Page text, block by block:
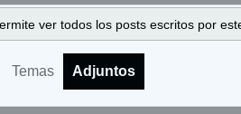
ver todos los posts escritos por
Temas Adjuntos